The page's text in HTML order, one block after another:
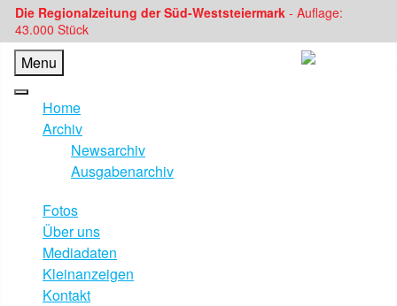
Die Regionalzeitung der Süd-Weststeiermark - Auflage:
43.000 Stück
Menu
Home
Archiv
Newsarchiv
Ausgabenarchiv
Fotos
Über uns
Mediadaten
Kleinanzeigen
Kontakt